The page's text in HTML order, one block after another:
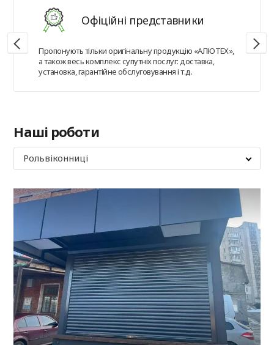
Офіційні представники
Пропонують тільки оригінальну продукцію «АЛЮТЕХ»,
а також весь комплекс супутніх послуг: доставка,
установка, гарантійне обслуговування і т.д.
Наші роботи
Рольвіконниці